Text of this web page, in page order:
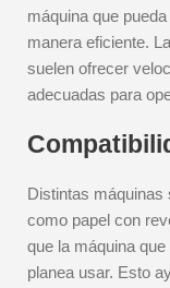
máquina que
manera eficiente.
suelen ofrecer
adecuadas para
Distintas máquinas
como papel con
que la máquina
planea usar. Esto